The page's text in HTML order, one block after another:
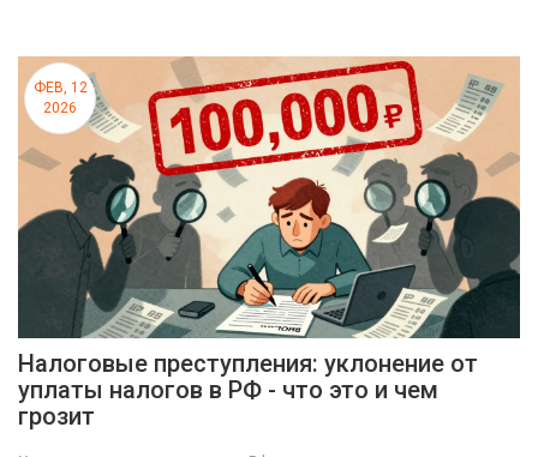
ФЕВ, 12
2026
Налоговые преступления: уклонение от
уплаты налогов в РФ - что это и чем
грозит